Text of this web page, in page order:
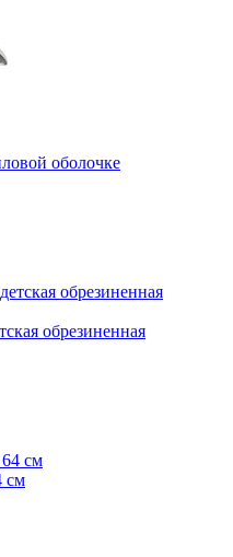
оболочке
обрезиненная
см